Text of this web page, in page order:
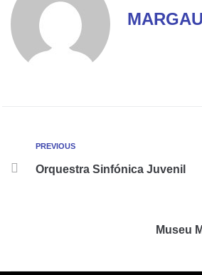
PREVIOUS
Orquestra Sinfónica Juvenil
Museu